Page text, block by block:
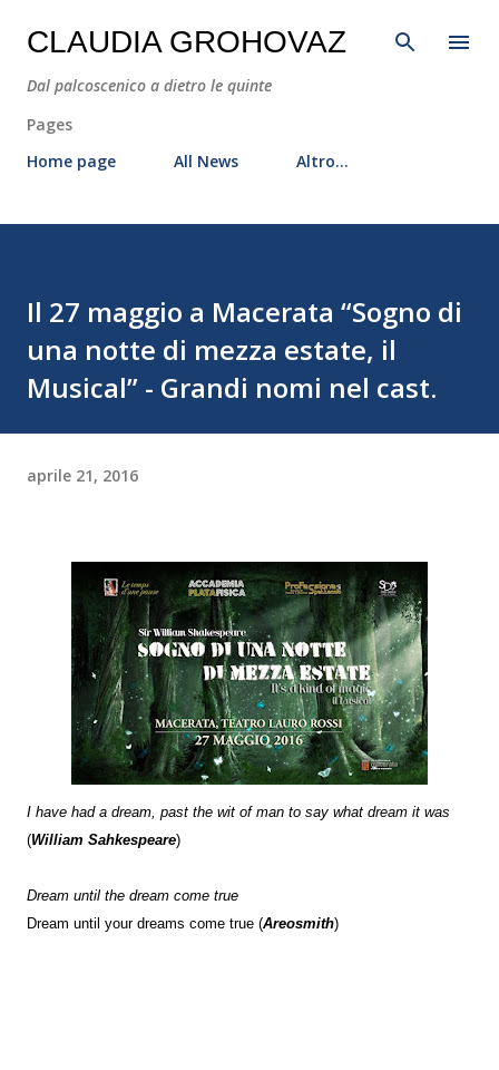
Passa ai contenuti principali
CLAUDIA GROHOVAZ
Dal palcoscenico a dietro le quinte
Pages
Home page
All News Altro…
Il 27 maggio a Macerata “Sogno di
una notte di mezza estate, il
Musical” - Grandi nomi nel cast.
aprile 21, 2016
I have had a dream, past the wit of man to say what dream it was
(William Sahkespeare)
Dream until the dream come true
Dream until your dreams come true (Areosmith)